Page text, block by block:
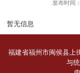
发布时间
暂无信息
福建省福州市闽侯县上
与